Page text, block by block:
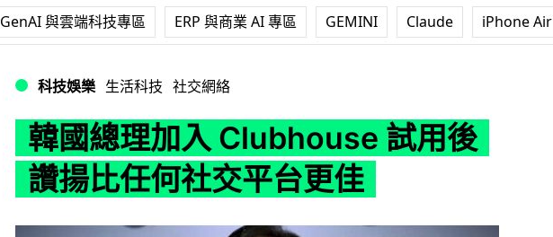
GenAI 與雲端科技專區 ERP 與商業 AI 專區 GEMINI Claude iPhone Air
科技娛樂 生活科技 社交網絡
韓國總理加入 Clubhouse 試用後
讚揚比任何社交平台更佳